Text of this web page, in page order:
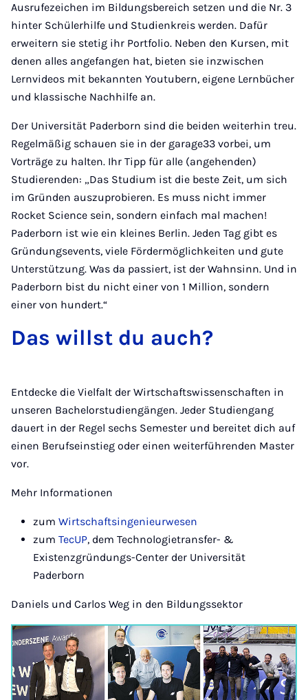
Ausrufezeichen im Bildungsbereich setzen und die Nr. 3
hinter Schülerhilfe und Studienkreis werden. Dafür
erweitern sie stetig ihr Portfolio. Neben den Kursen, mit
denen alles angefangen hat, bieten sie inzwischen
Lernvideos mit bekannten Youtubern, eigene Lernbücher
und klassische Nachhilfe an.
Der Universität Paderborn sind die beiden weiterhin treu.
Regelmäßig schauen sie in der garage33 vorbei, um
Vorträge zu halten. Ihr Tipp für alle (angehenden)
Studierenden: „Das Studium ist die beste Zeit, um sich
im Gründen auszuprobieren. Es muss nicht immer
Rocket Science sein, sondern einfach mal machen!
Paderborn ist wie ein kleines Berlin. Jeden Tag gibt es
Gründungsevents, viele Fördermöglichkeiten und gute
Unterstützung. Was da passiert, ist der Wahnsinn. Und in
Paderborn bist du nicht einer von 1 Million, sondern
einer von hundert.“
Das willst du auch?
Entdecke die Vielfalt der Wirtschaftswissenschaften in
unseren Bachelorstudiengängen. Jeder Studiengang
dauert in der Regel sechs Semester und bereitet dich auf
einen Berufseinstieg oder einen weiterführenden Master
vor.
Mehr Informationen
zum Wirtschaftsingenieurwesen
zum TecUP, dem Technologietransfer- &
Existenzgründungs-Center der Universität
Paderborn
Daniels und Carlos Weg in den Bildungssektor